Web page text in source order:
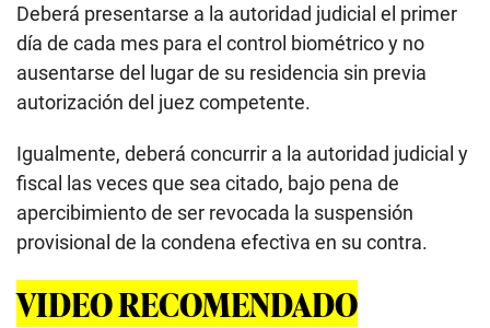
Deberá presentarse a la autoridad judicial el primer
día de cada mes para el control biométrico y no
ausentarse del lugar de su residencia sin previa
autorización del juez competente.
Igualmente, deberá concurrir a la autoridad judicial y
fiscal las veces que sea citado, bajo pena de
apercibimiento de ser revocada la suspensión
provisional de la condena efectiva en su contra.
VIDEO RECOMENDADO